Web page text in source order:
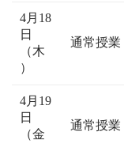
4月18
日
（木
）
通常授業
4月19
日
（金
通常授業